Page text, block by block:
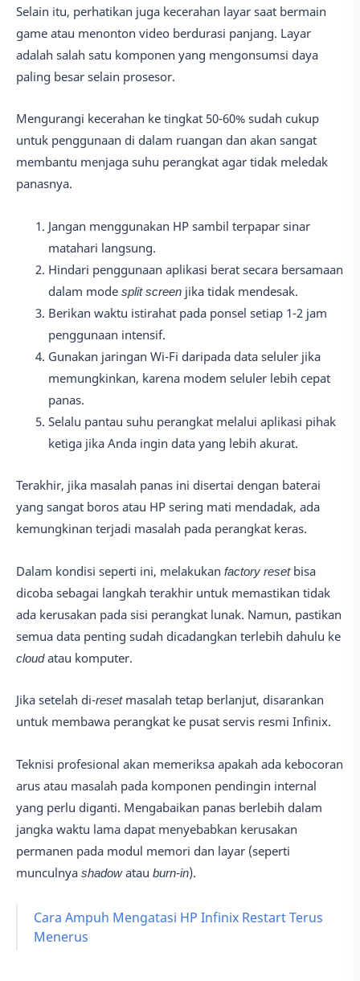
Selain itu, perhatikan juga kecerahan layar saat bermain
game atau menonton video berdurasi panjang. Layar
adalah salah satu komponen yang mengonsumsi daya
paling besar selain prosesor.
Mengurangi kecerahan ke tingkat 50-60% sudah cukup
untuk penggunaan di dalam ruangan dan akan sangat
membantu menjaga suhu perangkat agar tidak meledak
panasnya.
Jangan menggunakan HP sambil terpapar sinar
matahari langsung.
Hindari penggunaan aplikasi berat secara bersamaan
dalam mode split screen jika tidak mendesak.
Berikan waktu istirahat pada ponsel setiap 1-2 jam
penggunaan intensif.
Gunakan jaringan Wi-Fi daripada data seluler jika
memungkinkan, karena modem seluler lebih cepat
panas.
Selalu pantau suhu perangkat melalui aplikasi pihak
ketiga jika Anda ingin data yang lebih akurat.
Terakhir, jika masalah panas ini disertai dengan baterai
yang sangat boros atau HP sering mati mendadak, ada
kemungkinan terjadi masalah pada perangkat keras.
Dalam kondisi seperti ini, melakukan factory resetbisa
dicoba sebagai langkah terakhir untuk memastikan tidak
ada kerusakan pada sisi perangkat lunak. Namun, pastikan
semua data penting sudah dicadangkan terlebih dahulu ke
cloudatau komputer.
Jika setelah di-resetmasalah tetap berlanjut, disarankan
untuk membawa perangkat ke pusat servis resmi Infinix.
Teknisi profesional akan memeriksa apakah ada kebocoran
arus atau masalah pada komponen pendingin internal
yang perlu diganti. Mengabaikan panas berlebih dalam
jangka waktu lama dapat menyebabkan kerusakan
permanen pada modul memori dan layar (seperti
munculnya shadowatau burn-in).
Cara Ampuh Mengatasi HP Infinix Restart Terus
Menerus